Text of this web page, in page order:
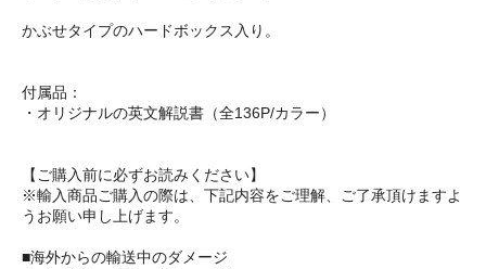
かぶせタイプのハードボックス入り。
付属品：
・オリジナルの英文解説書（全136P/カラー）
【ご購入前に必ずお読みください】
※輸入商品ご購入の際は、下記内容をご理解、ご了承頂けますよ
うお願い申し上げます。
■海外からの輸送中のダメージ